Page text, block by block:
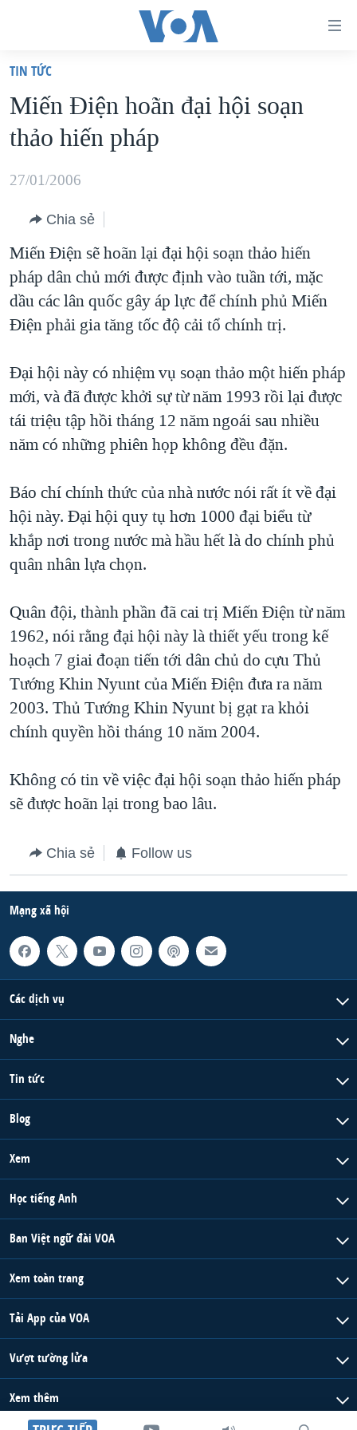
truy
cập
Tới
dung
chính
điều
hướng
chính
Đi
"Tìm"
VIỆT NAM
HOA KỲ
BIỂN ĐÔNG
BLOG
DIỄN ĐÀN
MỤC
TỰ DO BÁO CHÍ
NGƯỜI VIỆT HẢI NGOẠI
ĐỜI SỐNG
KINH TẾ
SỨC KHOẺ
VĂN HOÁ
THỂ THAO
CHUYÊN ĐỀ
HÀNH TRÌNH BẦU CỬ 2024
MỘT NĂM CHIẾN TRANH TẠI DẢI GAZA
GIẢI MÃ VÀNH ĐAI & CON ĐƯỜNG
GROUND ZERO – XƯA VÀ NAY
CHI PHÍ CHIẾN TRANH AFGHANISTAN
THƯỢNG ĐỈNH TRUMP-KIM TẠI VIỆT NAM
TRỊNH VĨNH BÌNH VS. CHÍNH PHỦ VIỆT NAM
NGƯ DÂN VIỆT VÀ LÀN SÓNG TRỘM HẢI SÂM
BÊN KIA QUỐC LỘ: TIẾNG VỌNG TỪ NÔNG THÔN MỸ
QUAN HỆ VIỆT MỸ
VIDEO
NGHE
MẠNG XÃ HỘI
Ngôn ngữ khác
TIN TỨC
Miến Ðiện hoãn đại hội soạn
thảo hiến pháp
27/01/2006
Chia sẻ
Miến Điện sẽ hoãn lại đại hội soạn thảo hiến
pháp dân chủ mới được định vào tuần tới, mặc
dầu các lân quốc gây áp lực để chính phủ Miến
Điện phải gia tăng tốc độ cải tổ chính trị.
Đại hội này có nhiệm vụ soạn thảo một hiến pháp
mới, và đã được khởi sự từ năm 1993 rồi lại được
tái triệu tập hồi tháng 12 năm ngoái sau nhiều
năm có những phiên họp không đều đặn.
Báo chí chính thức của nhà nước nói rất ít về đại
hội này. Đại hội quy tụ hơn 1000 đại biểu từ
khắp nơi trong nước mà hầu hết là do chính phủ
quân nhân lựa chọn.
Quân đội, thành phần đã cai trị Miến Điện từ năm
1962, nói rằng đại hội này là thiết yếu trong kế
hoạch 7 giai đoạn tiến tới dân chủ do cựu Thủ
Tướng Khin Nyunt của Miến Điện đưa ra năm
2003. Thủ Tướng Khin Nyunt bị gạt ra khỏi
chính quyền hồi tháng 10 năm 2004.
Không có tin về việc đại hội soạn thảo hiến pháp
sẽ được hoãn lại trong bao lâu.
Chia sẻ Follow us
Mạng xã hội
Các dịch vụ
Nghe
Tin tức
Blog
Xem
Học tiếng Anh
Ban Việt ngữ đài VOA
Xem toàn trang
Tải App của VOA
Vượt tường lửa
Xem thêm